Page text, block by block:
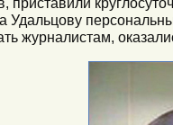
Удальцову
журналистам,